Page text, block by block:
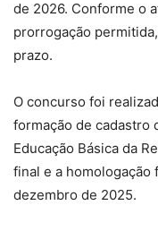
de 2026. Conforme o
prorrogação
prazo.
O concurso foi
formação de cadastro
Educação Básica da
final e a homologação
dezembro de 2025.